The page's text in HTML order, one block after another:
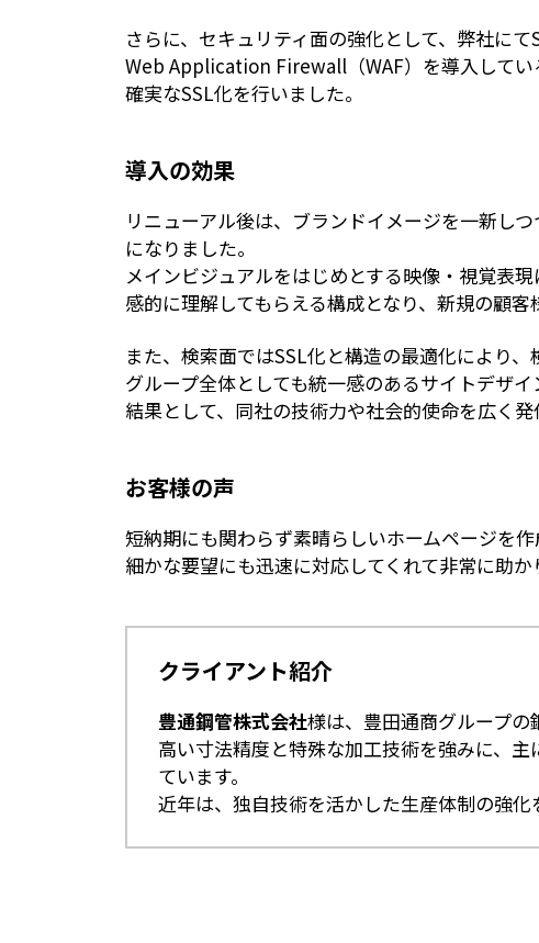
さらに、セキュリティ面の強化として、弊社にて
Web Application Firewall（WAF）を導入してい
確実なSSL化を行いました。
導入の効果
リニューアル後は、ブランドイメージを一新し
になりました。
メインビジュアルをはじめとする映像・視覚表
感的に理解してもらえる構成となり、新規の顧
また、検索面ではSSL化と構造の最適化により、
グループ全体としても統一感のあるサイトデザ
結果として、同社の技術力や社会的使命を広く
お客様の声
短納期にも関わらず素晴らしいホームページを
細かな要望にも迅速に対応してくれて⾮常に助か
クライアント紹介
豊通鋼管株式会社様は、豊⽥通商グループ
⾼い⼨法精度と特殊な加⼯技術を強みに、
ています。
近年は、独⾃技術を活かした⽣産体制の強化